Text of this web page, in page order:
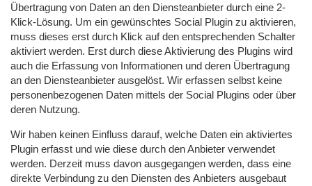
Übertragung von Daten an den Diensteanbieter durch eine 2-
Klick-Lösung. Um ein gewünschtes Social Plugin zu aktivieren,
muss dieses erst durch Klick auf den entsprechenden Schalter
aktiviert werden. Erst durch diese Aktivierung des Plugins wird
auch die Erfassung von Informationen und deren Übertragung
an den Diensteanbieter ausgelöst. Wir erfassen selbst keine
personenbezogenen Daten mittels der Social Plugins oder über
deren Nutzung.
Wir haben keinen Einfluss darauf, welche Daten ein aktiviertes
Plugin erfasst und wie diese durch den Anbieter verwendet
werden. Derzeit muss davon ausgegangen werden, dass eine
direkte Verbindung zu den Diensten des Anbieters ausgebaut